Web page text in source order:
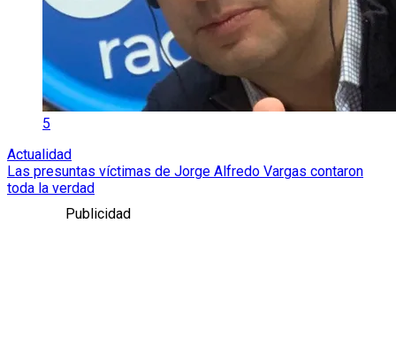
5
Actualidad
Las presuntas víctimas de Jorge Alfredo Vargas contaron
toda la verdad
Publicidad